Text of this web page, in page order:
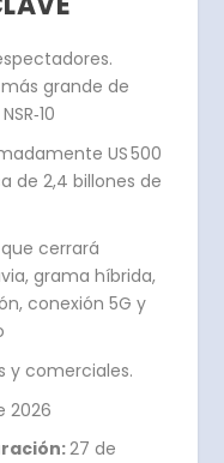
grande de
US 500
de 2,4 billones de
cerrará
grama híbrida,
conexión 5G y
y comerciales.
2026
27 de